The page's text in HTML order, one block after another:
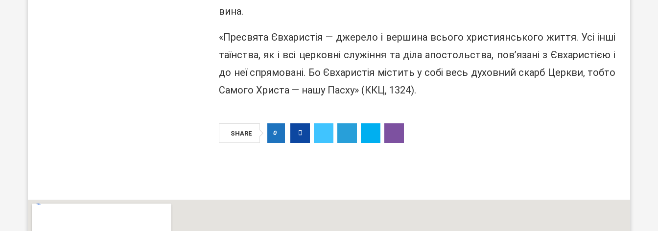
вина.
«Пресвята Євхаристія — джерело і вершина всього християнського життя. Усі інші
таїнства, як і всі церковні служіння та діла апостольства, пов’язані з Євхаристією і
до неї спрямовані. Бо Євхаристія містить у собі весь духовний скарб Церкви, тобто
Самого Христа — нашу Пасху» (ККЦ, 1324).
SHARE 0